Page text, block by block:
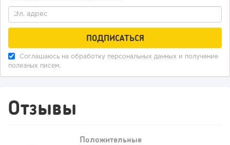
развитием сети SELA
139
Франшиза кафе: рейтинг лучших франшиз общепита для
открытия заведения
Соглашаюсь на обработку персональных данных и получение
полезных писем.
Отзывы
Положительные